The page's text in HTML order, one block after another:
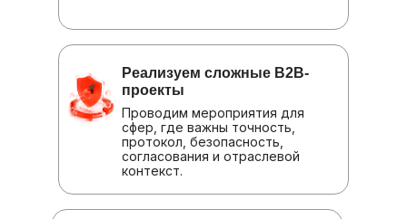
Проводим мероприятия для
сфер, где важны точность,
протокол, безопасность,
согласования и отраслевой
контекст.
Реализуем сложные B2B-
проекты